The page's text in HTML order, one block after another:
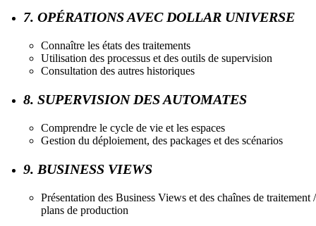
7. OPÉRATIONS AVEC DOLLAR UNIVERSE
Connaître les états des traitements
Utilisation des processus et des outils de supervision
Consultation des autres historiques
8. SUPERVISION DES AUTOMATES
Comprendre le cycle de vie et les espaces
Gestion du déploiement, des packages et des scénarios
9. BUSINESS VIEWS
Présentation des Business Views et des chaînes de traitement /
plans de production